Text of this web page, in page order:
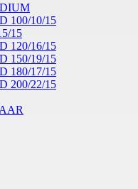
100/10/15
15
120/16/15
150/19/15
180/17/15
200/22/15